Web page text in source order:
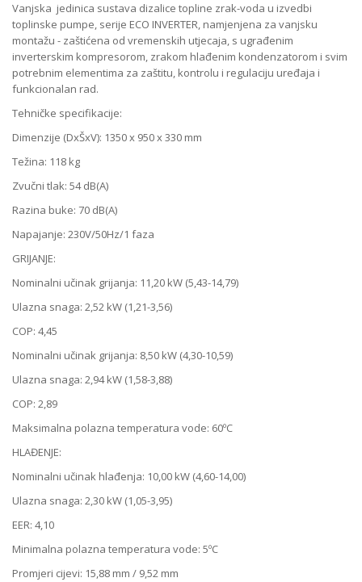
Vanjska jedinica sustava dizalice topline zrak-voda u izvedbi
toplinske pumpe, serije ECO INVERTER, namjenjena za vanjsku
montažu - zaštićena od vremenskih utjecaja, s ugrađenim
inverterskim kompresorom, zrakom hlađenim kondenzatorom i svim
potrebnim elementima za zaštitu, kontrolu i regulaciju uređaja i
funkcionalan rad.
Tehničke specifikacije:
Dimenzije (DxŠxV): 1350 x 950 x 330 mm
Težina: 118 kg
Zvučni tlak: 54 dB(A)
Razina buke: 70 dB(A)
Napajanje: 230V/50Hz/1 faza
GRIJANJE:
Nominalni učinak grijanja: 11,20 kW (5,43-14,79)
Ulazna snaga: 2,52 kW (1,21-3,56)
COP: 4,45
Nominalni učinak grijanja: 8,50 kW (4,30-10,59)
Ulazna snaga: 2,94 kW (1,58-3,88)
COP: 2,89
Maksimalna polazna temperatura vode: 60ºC
HLAĐENJE:
Nominalni učinak hlađenja: 10,00 kW (4,60-14,00)
Ulazna snaga: 2,30 kW (1,05-3,95)
EER: 4,10
Minimalna polazna temperatura vode: 5ºC
Promjeri cijevi: 15,88 mm / 9,52 mm